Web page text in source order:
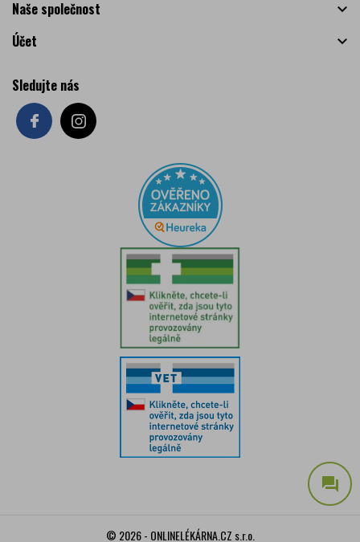
Naše společnost

Účet

Sledujte nás
question_answer
© 2026 - ONLINELÉKÁRNA.CZ s.r.o.